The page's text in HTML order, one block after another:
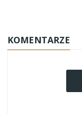
KOMENTARZE